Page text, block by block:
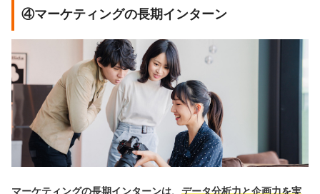
④マーケティングの長期インターン
マーケティングの長期インターンは、 データ分析力と企画力を実